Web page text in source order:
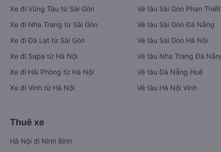
Xe đi Vũng Tàu từ Sài Gòn
Xe đi Nha Trang từ Sài Gòn
Xe đi Đà Lạt từ Sài Gòn
Xe đi Sapa từ Hà Nội
Xe đi Hải Phòng từ Hà Nội
Xe đi Vinh từ Hà Nội
Vé tàu Sài Gòn Phan Thiết
Vé tàu Sài Gòn Đà Nẵng
Vé tàu Sài Gòn Hà Nội
Vé tàu Nha Trang Đà
Vé tàu Đà Nẵng Huế
Vé tàu Hà Nội Vinh
Thuê xe
Hà Nội đi Ninh Bình